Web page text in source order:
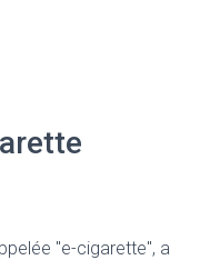
"e-cigarette", a